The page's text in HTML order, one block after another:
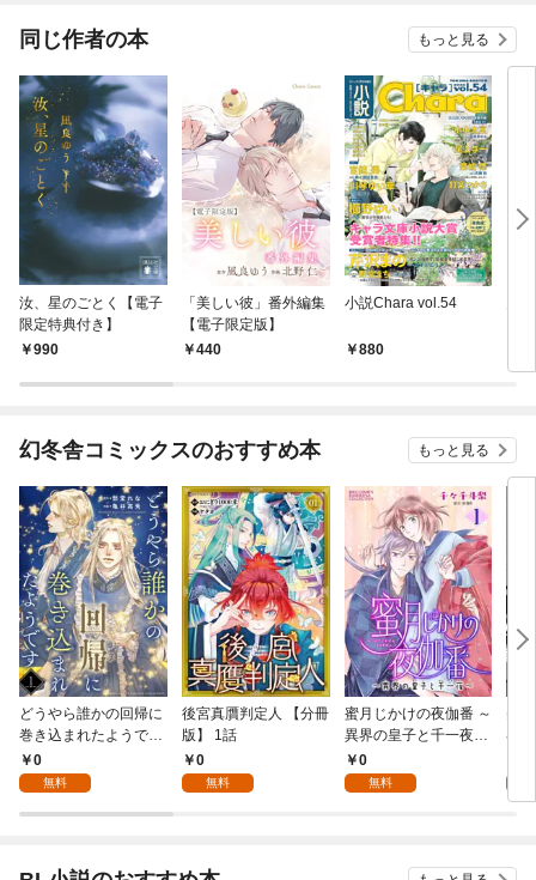
同じ作者の本 もっと見る
汝、星のごとく【電子
限定特典付き】
990
「美しい彼」番外編集
【電子限定版】
440
小説Chara vol.54
880
幻冬舎コミックスのおすすめ本 もっと見る
どうやら誰かの回帰に
巻き込まれたようです
【分冊版】 1話
0
無料
後宮真贋判定人 【分冊
版】 1話
0
無料
蜜月じかけの夜伽番 ～
異界の皇子と千一夜～
【分冊版】 1話
0
無料
美
界
版